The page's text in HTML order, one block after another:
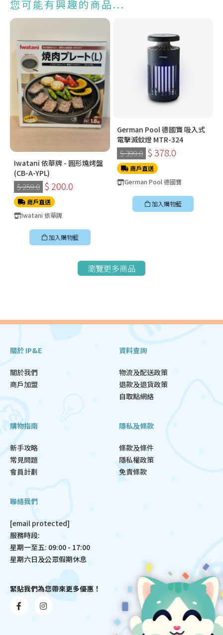
您可能有興趣的商品...
Iwatani 依華牌 - 圓形燒烤盤
(CB-A-YPL)
$ 259.0 $ 200.0
商戶直送
Iwatani 依華牌
加入購物籃
German Pool 德國寶 吸入式
電擊滅蚊燈 MTR-324
$ 399.0 $ 378.0
商戶直送
German Pool 德國寶
加入購物籃
瀏覽更多商品
關於 IP&E
關於我們
商戶加盟
資料查詢
物流及配送政策
退款及退貨政策
自取點網絡
購物指南
新手攻略
常見問題
會員計劃
隱私及條款
條款及條件
隱私權政策
免責條款
聯絡我們
[email protected]
服務時段:
星期一至五: 09:00 - 17:00
星期六日及公眾假期休息
緊貼我們為您帶來更多優惠！